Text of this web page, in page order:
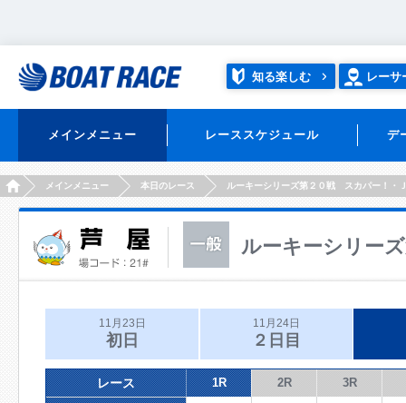
知る楽しむ レーサ
メインメニュー レーススケジュール デ
HOMEメインメニュー 本日のレース ルーキーシリーズ第２０戦 スカパー！・
ルーキーシリー
11月23日
初日
11月24日
２日目
レース 1R 2R 3R